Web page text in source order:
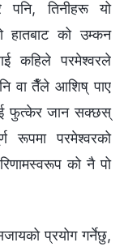
तिनीहरू यो
हातबाट को उम्‍कन
कहिले परमेश्‍वरले
वा तैँले आशिष् पाए
फुत्‍केर जान सक्छस्
रूपमा परमेश्‍वरको
को नै पो
प्रयोग गर्नेछु,